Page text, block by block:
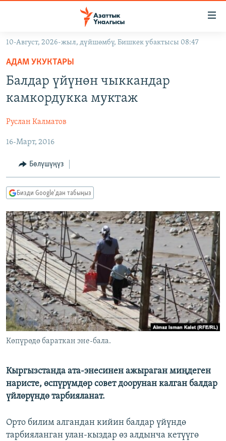
Навигацияга
өтүңүз
Издөөгө
салыңызКЫРГЫЗСТАН
ЭКОНОМИКА
МАДАНИЯТ
ДҮЙНӨ
БОРБОР АЗИЯ
УКРАИНА
АТАЙЫН ИЛИКТӨӨ
ТВ ПРОГРАММАЛАР
БҮГҮН АЗАТТЫКТА
БИЗ ЖАНА ДҮЙНӨ
ДАНИСТЕ
ЭЖЕ-СИҢДИЛЕР
АЗАТТЫК+
ЫҢГАЙСЫЗ СУРООЛОР
ПОДКАСТ
ӨЗГӨЧӨ ПИКИР
ОНЛАЙН ШЕРИНЕ
ЭЕ/АРнун бардык сайттары
10-Август, 2026-жыл, дүйшөмбү, Бишкек убактысы 08:47
АДАМ УКУКТАРЫ
Балдар үйүнөн чыккандар
камкордукка муктаж
Руслан Калматов
16-Март, 2016
Бөлүшүңүз
Бизди Google'дан табыңыз
Көпүрөдө бараткан эне-бала.
Кыргызстанда ата-энесинен ажыраган миңдеген
наристе, өспүрүмдөр совет доорунан калган балдар
үйлөрүндө тарбияланат.
Орто билим алгандан кийин балдар үйүндө
тарбияланган улан-кыздар өз алдынча кетүүгө